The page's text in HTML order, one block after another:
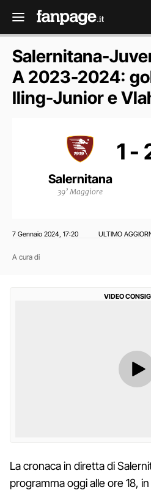
Salernitana-
A 2023-2024:
Iling-Junior e
Salernitana
39’ Maggiore
1 -
7 Gennaio 2024 17:20 ULTIMO
A cura di
VIDEO
La cronaca in diretta di
programma oggi alle ore 18,